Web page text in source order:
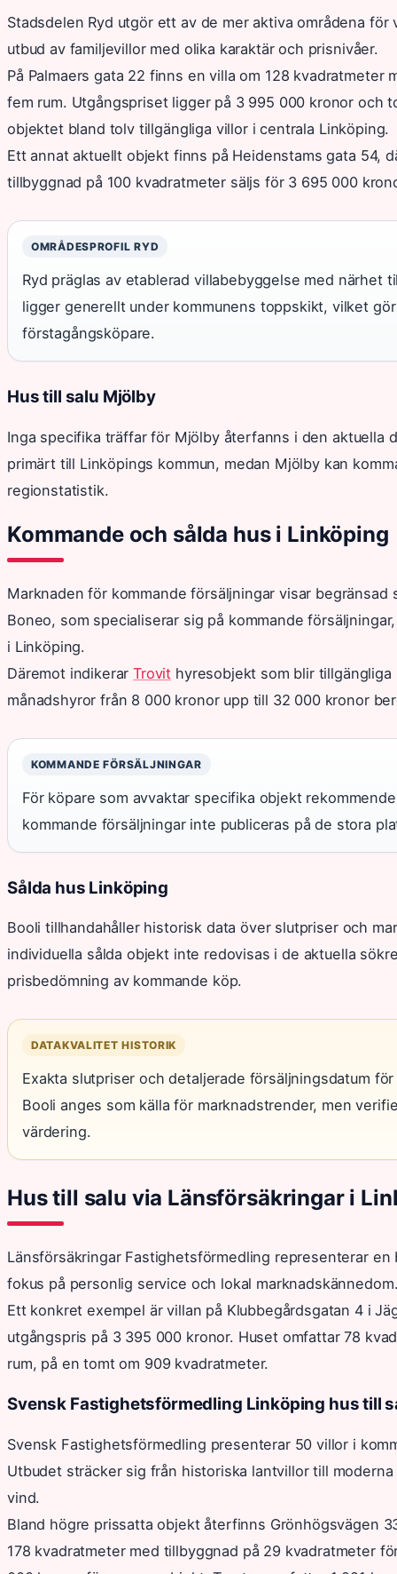
Stadsdelen Ryd utgör ett av de mer aktiva områdena
utbud av familjevillor med olika karaktär och prisnivåer.
På Palmaers gata 22 finns en villa om 128
fem rum. Utgångspriset ligger på 3 995 000 kronor och
objektet bland tolv tillgängliga villor i centrala Linköping.
Ett annat aktuellt objekt finns på Heidenstams gata 54,
tillbyggnad på 100 kvadratmeter säljs för 3 695 000
OMRÅDESPROFIL RYD
Ryd präglas av etablerad villabebyggelse med närhet
ligger generellt under kommunens toppskikt, vilket
förstagångsköpare.
Hus till salu Mjölby
Inga specifika träffar för Mjölby återfanns i den aktuella
primärt till Linköpings kommun, medan Mjölby kan
regionstatistik.
Kommande och sålda hus i Linköping
Marknaden för kommande försäljningar visar
Boneo, som specialiserar sig på kommande
i Linköping.
Däremot indikerarTrovit hyresobjekt som blir
månadshyror från 8 000 kronor upp till 32 000 kronor
KOMMANDE FÖRSÄLJNINGAR
För köpare som avvaktar specifika objekt
kommande försäljningar inte publiceras på de stora
Sålda hus Linköping
Booli tillhandahåller historisk data över slutpriser och
individuella sålda objekt inte redovisas i de aktuella
prisbedömning av kommande köp.
DATAKVALITET HISTORIK
Exakta slutpriser och detaljerade försäljningsdatum
Booli anges som källa för marknadstrender, men
värdering.
Hus till salu via Länsförsäkringar i
Länsförsäkringar Fastighetsförmedling representerar
fokus på personlig service och lokal
Ett konkret exempel är villan på Klubbegårdsgatan 4 i
utgångspris på 3 395 000 kronor. Huset omfattar 78
rum, på en tomt om 909 kvadratmeter.
Svensk Fastighetsförmedling Linköping hus till
Svensk Fastighetsförmedling presenterar 50 villor i
Utbudet sträcker sig från historiska lantvillor till
vind.
Bland högre prissatta objekt återfinns Grönhögsvägen
178 kvadratmeter med tillbyggnad på 29 kvadratmeter